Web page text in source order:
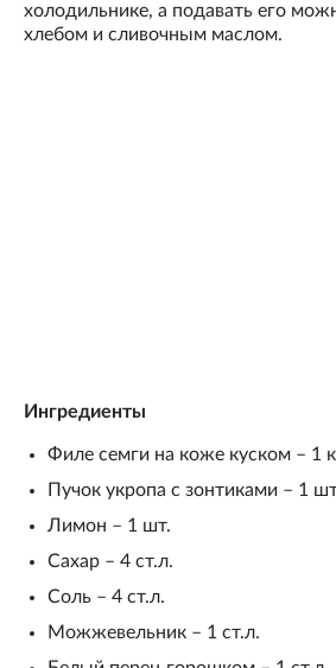
холодильнике, а подавать его
хлебом и сливочным маслом.
Ингредиенты
Филе семги на коже куском – 1
Пучок укропа с зонтиками – 1
Лимон – 1 шт.
Сахар – 4 ст.л.
Соль – 4 ст.л.
Можжевельник – 1 ст.л.